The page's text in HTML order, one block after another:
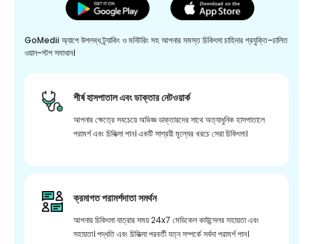
GoMedii অ্যাপে উপলব্ধ ট্র্যাকিং ও মনিটরিং সহ আপনার সমস্ত চিকিৎসা চাহিদার প্রযুক্তি-চালিত
ওয়ান-স্টপ সমাধান।
শীর্ষ হাসপাতাল এবং ডাক্তার নেটওয়ার্ক
আপনার ক্ষেত্রে সবচেয়ে অভিজ্ঞ ডাক্তারদের সাথে অত্যাধুনিক হাসপাতালে
পরামর্শ এবং চিকিত্সা পান। একটি সাশ্রয়ী মূল্যের খরচে সেরা চিকিৎসা।
ক্রমাগত পরামর্শদাতা সমর্থন
আপনার চিকিৎসা যাত্রার সময় 24x7 মেডিকেল কাউন্সেলর সহায়তা এবং
সহায়তা। পদ্ধতি এবং চিকিত্সা পরবর্তী যত্ন সম্পর্কে সর্বদা পরামর্শ পান।